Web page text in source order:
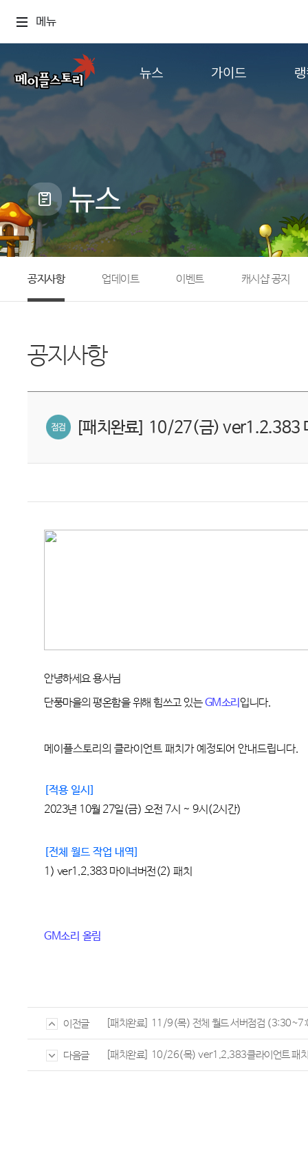
메뉴
뉴스
공지사항
업데이트
캐시샵 공지
메이플 알림판
with maple
가이드
게임정보
직업소개
확률형 아이템
NEXON NOW
뉴스
공지사항 업데이트 이벤트 캐시샵 공지
공지사항
[패치완료] 10/27(금) ver1.2.383
안녕하세요 용사님
단풍마을의 평온함을 위해 힘쓰고 있는GM소리입니다.
메이플스토리의 클라이언트 패치가 예정되어 안내드립니다.
[적용 일시 ]
2023년 10월 27일(금) 오전 7시 ~ 9시 (2시간)
[전체 월드 작업 내역
1) ver1.2.383 마이너버전(2) 패치
GM소리 올림
이전글 [패치완료] 11/9(목) 전체 월드 서버점검
다음글 [패치완료] 10/26(목) ver1.2.383클라이언트